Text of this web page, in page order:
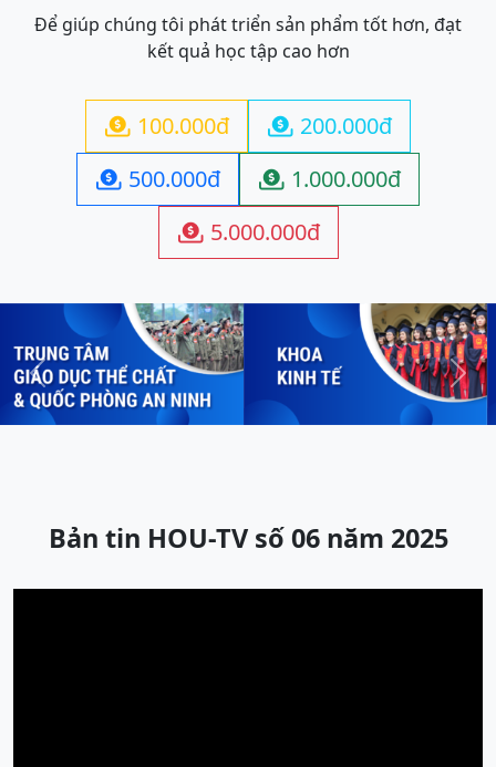
Để giúp chúng tôi phát triển sản phẩm tốt hơn, đạt
kết quả học tập cao hơn
 100.000đ  200.000đ
 500.000đ  1.000.000đ
 5.000.000đ
Previous Next
Bản tin HOU-TV số 06 năm 2025